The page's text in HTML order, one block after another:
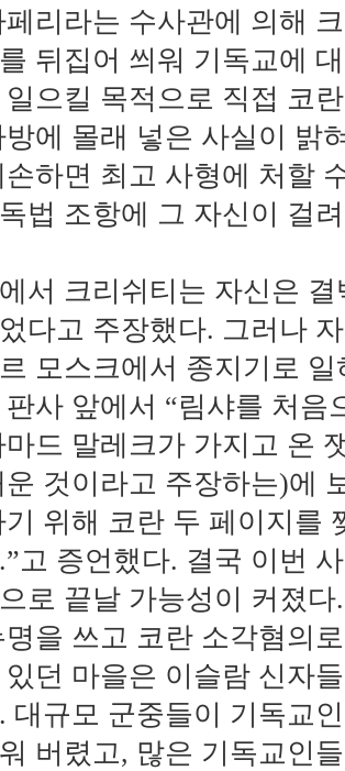
페리라는 수사관에 의해
뒤집어 씌워 기독교에
일으킬 목적으로 직접 코
방에 몰래 넣은 사실이 밝
손하면 최고 사형에 처할
법 조항에 그 자신이 걸
서 크리쉬티는 자신은
다고 주장했다. 그러나
모스크에서 종지기로
판사 앞에서 “림샤를 처음
마드 말레크가 가지고 온
운 것이라고 주장하는)에
기 위해 코란 두 페이지를
고 증언했다. 결국 이번
로 끝날 가능성이 커졌
명을 쓰고 코란 소각혐의
있던 마을은 이슬람 신자
대규모 군중들이 기독교
버렸고, 많은 기독교인